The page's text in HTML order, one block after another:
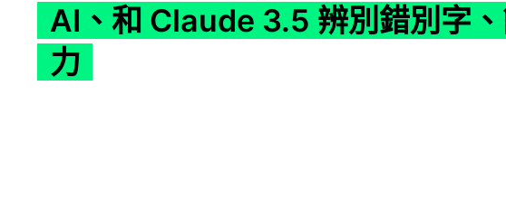
AI、和 Claude 3.5 辨別錯別字、
力